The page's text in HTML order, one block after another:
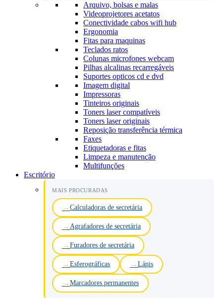
Arquivo, bolsas e malas
Videoprojetores acetatos
Conectividade cabos wifi hub
Ergonomia
Fitas para maquinas
Teclados ratos
Colunas microfones webcam
Pilhas alcalinas recarregáveis
Suportes opticos cd e dvd
Imagem digital
Impressoras
Tinteiros originais
Toners laser compatíveis
Toners laser originais
Reposição transferência térmica
Faxes
Etiquetadoras e fitas
Limpeza e manutenção
Multifunções
Escritório
MAIS PROCURADAS
Calculadoras de secretária
Agrafadores de secretária
Furadores de secretária
Esferográficas Lápis
Marcadores permanentes